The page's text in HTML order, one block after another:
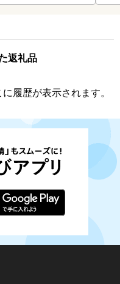
返礼品
履歴が表示されます。